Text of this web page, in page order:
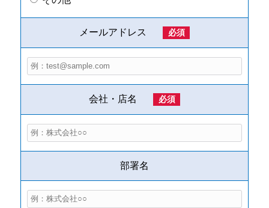
メールアドレス 必須
会社・店名 必須
部署名